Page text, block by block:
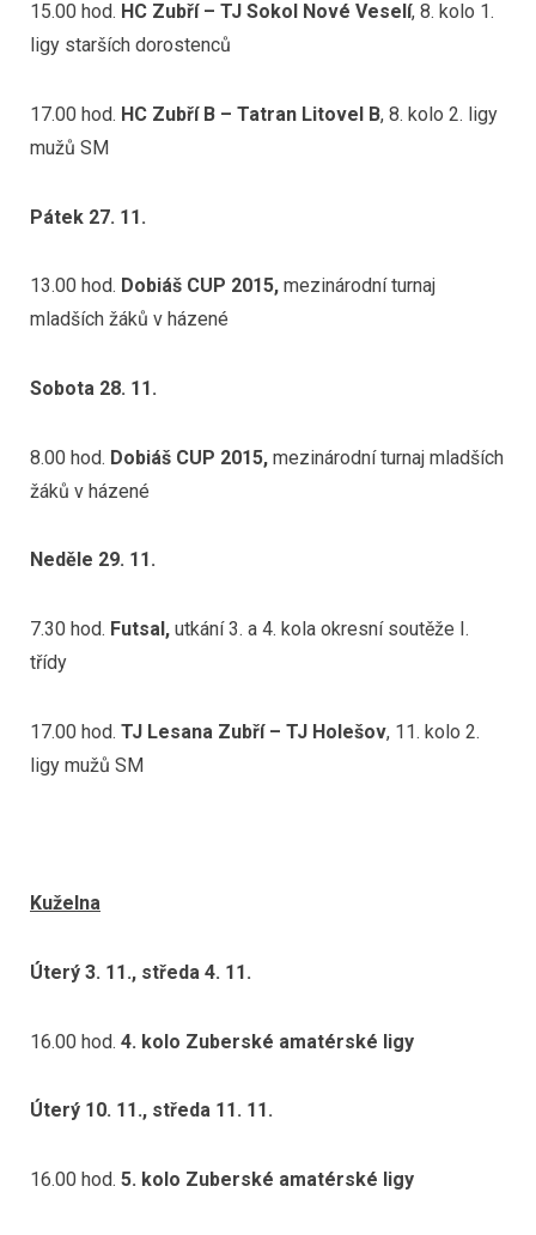
15.00 hod. HC Zubří – TJ Sokol Nové Veselí, 8. kolo 1.
ligy starších dorostenců
17.00 hod. HC Zubří B – Tatran Litovel B, 8. kolo 2. ligy
mužů SM
Pátek 27. 11.
13.00 hod. Dobiáš CUP 2015, mezinárodní turnaj
mladších žáků v házené
Sobota 28. 11.
8.00 hod. Dobiáš CUP 2015, mezinárodní turnaj mladších
žáků v házené
Neděle 29. 11.
7.30 hod. Futsal, utkání 3. a 4. kola okresní soutěže I.
třídy
17.00 hod. TJ Lesana Zubří – TJ Holešov, 11. kolo 2.
ligy mužů SM
Kuželna
Úterý 3. 11., středa 4. 11.
16.00 hod. 4. kolo Zuberské amatérské ligy
Úterý 10. 11., středa 11. 11.
16.00 hod. 5. kolo Zuberské amatérské ligy